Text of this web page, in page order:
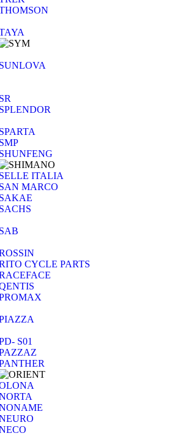
ITALIA
MARCO
CYCLE PARTS
S01